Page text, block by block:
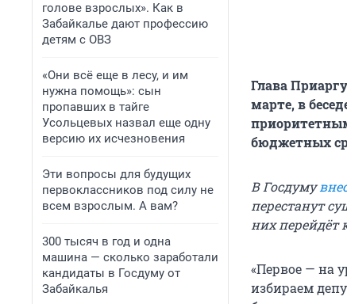
голове взрослых». Как в
Забайкалье дают профессию
детям с ОВЗ
«Они всё еще в лесу, и им
нужна помощь»: сын
пропавших в тайге
Усольцевых назвал еще одну
версию их исчезновения
Эти вопросы для будущих
первоклассников под силу не
всем взрослым. А вам?
300 тысяч в год и одна
машина — сколько заработали
кандидаты в Госдуму от
Забайкалья
Глава
марте, в
бюджетных
В Госдуму
перестанут
них
«Первое — на
избираем